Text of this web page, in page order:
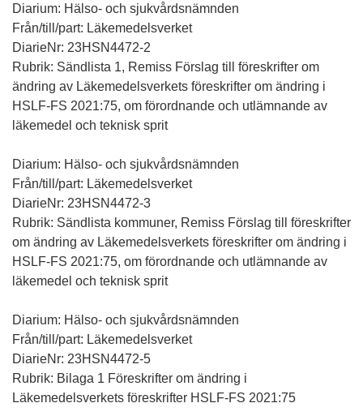
Diarium: Hälso- och sjukvårdsnämnden
Från/till/part: Läkemedelsverket
DiarieNr: 23HSN4472-2
Rubrik: Sändlista 1, Remiss Förslag till föreskrifter om
ändring av Läkemedelsverkets föreskrifter om ändring i
HSLF-FS 2021:75, om förordnande och utlämnande av
läkemedel och teknisk sprit
Diarium: Hälso- och sjukvårdsnämnden
Från/till/part: Läkemedelsverket
DiarieNr: 23HSN4472-3
Rubrik: Sändlista kommuner, Remiss Förslag till föreskrifter
om ändring av Läkemedelsverkets föreskrifter om ändring i
HSLF-FS 2021:75, om förordnande och utlämnande av
läkemedel och teknisk sprit
Diarium: Hälso- och sjukvårdsnämnden
Från/till/part: Läkemedelsverket
DiarieNr: 23HSN4472-5
Rubrik: Bilaga 1 Föreskrifter om ändring i
Läkemedelsverkets föreskrifter HSLF-FS 2021:75